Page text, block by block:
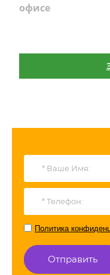
офисе
Политика
Отправить